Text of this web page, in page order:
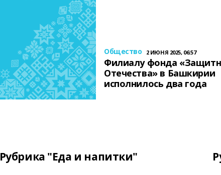
Общество 2 ИЮНЯ 2025, 06:57
Филиалу фонда
Отечества» в Башкирии
исполнилось два года
Рубрика "Еда и напитки"